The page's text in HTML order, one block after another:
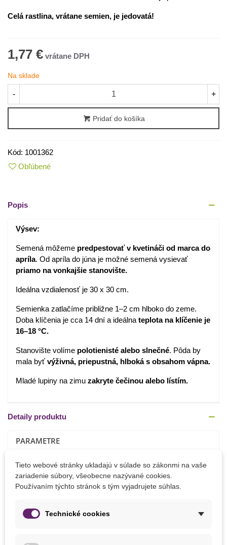
Celá rastlina, vrátane semien, je jedovatá!
1,77 €
Na sklade
- +
Pridať do košíka
Kód: 1001362
Obľúbené
Popis
Výsev:
Semená môžeme predpestovať v kvetináči od marca do
apríla. Od apríla do júna je možné semená vysievať
priamo na vonkajšie stanovište.
Ideálna vzdialenosť je 30 x 30 cm.
Semienka zatlačíme približne 1–2 cm hlboko do zeme.
Doba klíčenia je cca 14 dní a ideálna teplota na klíčenie je
16–18 °C.
Stanovište volíme polotienisté alebo slnečné. Pôda by
mala byť výživná, priepustná, hlboká s obsahom vápna.
Mladé lupiny na zimu zakryte čečinou alebo lístím.
Detaily produktu
PARAMETRE
Doba Kvitnutia
August
Júl
Jún
Farba Kvetu
Tieto webové stránky ukladajú v súlade so zákonmi na vaše
zariadenie súbory, všeobecne nazývané cookies.
Používaním týchto stránok s tým vyjadrujete súhlas.
Technické cookies